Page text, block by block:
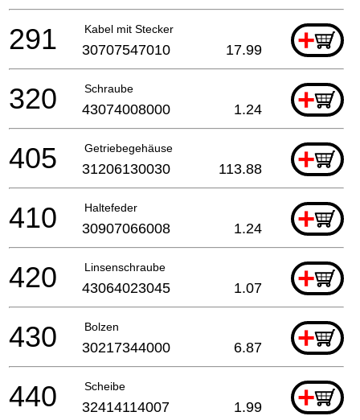
Kabel mit Stecker +
291 30707547010 17.99
Schraube +
320 43074008000 1.24
Getriebegehäuse +
405 31206130030 113.88
Haltefeder +
410 30907066008 1.24
Linsenschraube +
420 43064023045 1.07
Bolzen +
430 30217344000 6.87
Scheibe +
440 32414114007 1.99